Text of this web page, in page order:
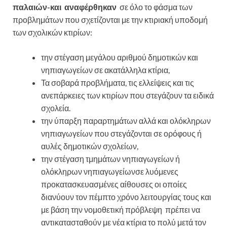
παλαιών-και αναφέρθηκαν σε όλο το φάσμα των
προβλημάτων που σχετίζονται με την κτιριακή υποδομή
των σχολικών κτιρίων:
την στέγαση μεγάλου αριθμού δημοτικών και
νηπιαγωγείων σε ακατάλληλα κτίρια,
Τα σοβαρά προβλήματα, τις ελλείψεις και τις
ανεπάρκειες των κτιρίων που στεγάζουν τα ειδικά
σχολεία.
την ύπαρξη παραρτημάτων αλλά και ολόκληρων
νηπιαγωγείων που στεγάζονται σε ορόφους ή
αυλές δημοτικών σχολείων,
την στέγαση τμημάτων νηπιαγωγείων ή
ολόκληρων νηπιαγωγείωνσε λυόμενες
προκατασκευασμένες αίθουσες οι οποίες
διανύουν τον πέμπτο χρόνο λειτουργίας τους και
με βάση την νομοθετική πρόβλεψη πρέπει να
αντικατασταθούν με νέα κτίρια το πολύ μετά τον